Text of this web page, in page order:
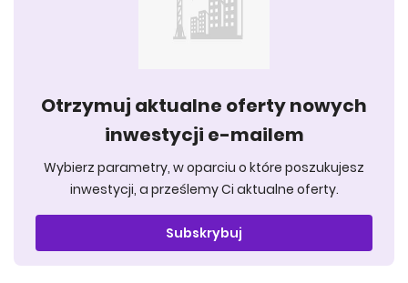
Otrzymuj aktualne oferty nowych
inwestycji e-mailem
Wybierz parametry, w oparciu o które poszukujesz
inwestycji, a prześlemy Ci aktualne oferty.
Subskrybuj